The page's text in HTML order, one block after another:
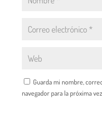
Guarda mi nombre,
navegador para la próxima